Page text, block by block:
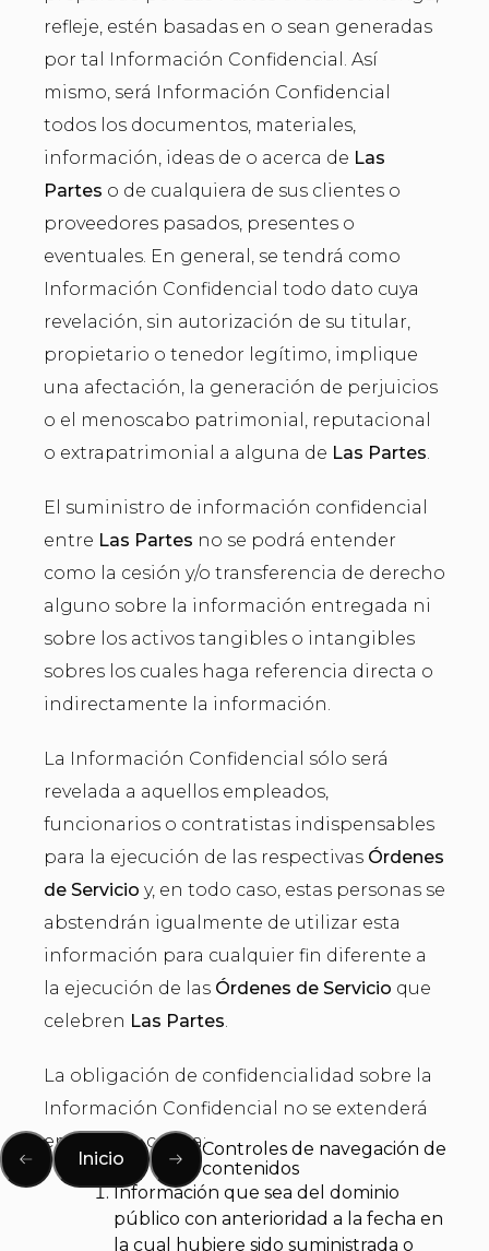
refleje, estén basadas en o sean generadas
por tal Información Confidencial. Así
mismo, será Información Confidencial
todos los documentos, materiales,
información, ideas de o acerca de Las
Partes o de cualquiera de sus clientes o
proveedores pasados, presentes o
eventuales. En general, se tendrá como
Información Confidencial todo dato cuya
revelación, sin autorización de su titular,
propietario o tenedor legítimo, implique
una afectación, la generación de perjuicios
o el menoscabo patrimonial, reputacional
o extrapatrimonial a alguna de Las Partes.
El suministro de información confidencial
entre Las Partes no se podrá entender
como la cesión y/o transferencia de derecho
alguno sobre la información entregada ni
sobre los activos tangibles o intangibles
sobres los cuales haga referencia directa o
indirectamente la información.
La Información Confidencial sólo será
revelada a aquellos empleados,
funcionarios o contratistas indispensables
para la ejecución de las respectivas Órdenes
de Servicio y, en todo caso, estas personas se
abstendrán igualmente de utilizar esta
información para cualquier fin diferente a
la ejecución de las Órdenes de Servicio que
celebren Las Partes.
La obligación de confidencialidad sobre la
Información Confidencial no se extenderá
en ningún caso a:
Información que sea del dominio
público con anterioridad a la fecha en
la cual hubiere sido suministrada o
Inicio
Controles de navegación de
contenidos